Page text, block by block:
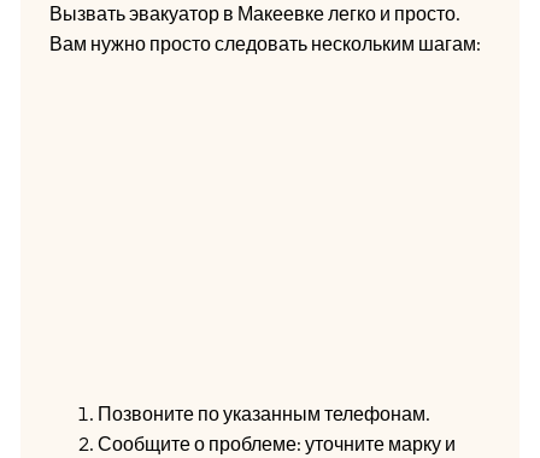
Вызвать эвакуатор в Макеевке легко и просто.
Вам нужно просто следовать нескольким шагам:
Позвоните по указанным телефонам.
Сообщите о проблеме: уточните марку и